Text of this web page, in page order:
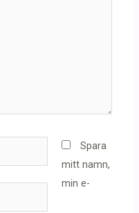
Spara
mitt namn,
min e-